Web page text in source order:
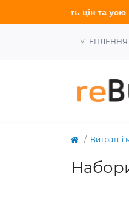
точнюйтеу наших
Витратні